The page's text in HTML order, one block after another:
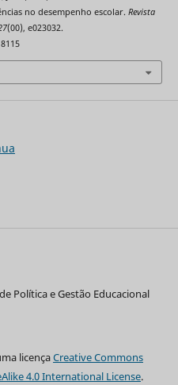
no desempenho escolar. Revista
(00), e023032.
Política e Gestão Educacional
licençaCreative Commons
4.0 International License.